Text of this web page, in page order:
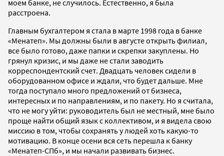
моем банке, не случилось. Естественно, я была
расстроена.
Главным бухгалтером я стала в марте 1998 года в банке
«Менатеп». Мы должны были в августе открыть филиал,
все было готово, даже папки и скрепки закуплены. Но
грянул кризис, и мы даже не стали заводить
корреспондентский счет. Двадцать человек сидели в
оборудованном офисе и ждали, что будет дальше. Мне
тогда поступало много предложений от бизнеса,
интересных и по направлениям, и по пакету. Но я считала,
что не могу уйти: руководитель был не местный, мне было
проще найти общий язык с коллективом, и я видела свою
миссию в том, чтобы сохранять у людей хоть какую-то
мотивацию. В конце осени вся сеть перешла к банку
«Менатеп-СПб», и мы начали развивать бизнес.